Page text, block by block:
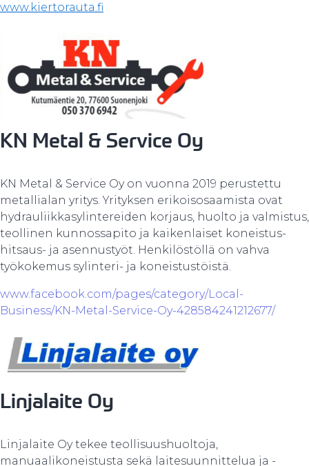
www.kiertorauta.fi
KN Metal & Service Oy
KN Metal & Service Oy on vuonna 2019 perustettu
metallialan yritys. Yrityksen erikoisosaamista ovat
hydrauliikkasylintereiden korjaus, huolto ja valmistus,
teollinen kunnossapito ja kaikenlaiset koneistus-
hitsaus- ja asennustyöt. Henkilöstöllä on vahva
työkokemus sylinteri- ja koneistustöistä.
www.facebook.com/pages/category/Local-
Business/KN-Metal-Service-Oy-428584241212677/
Linjalaite Oy
Linjalaite Oy tekee teollisuushuoltoja,
manuaalikoneistusta sekä laitesuunnittelua ja -